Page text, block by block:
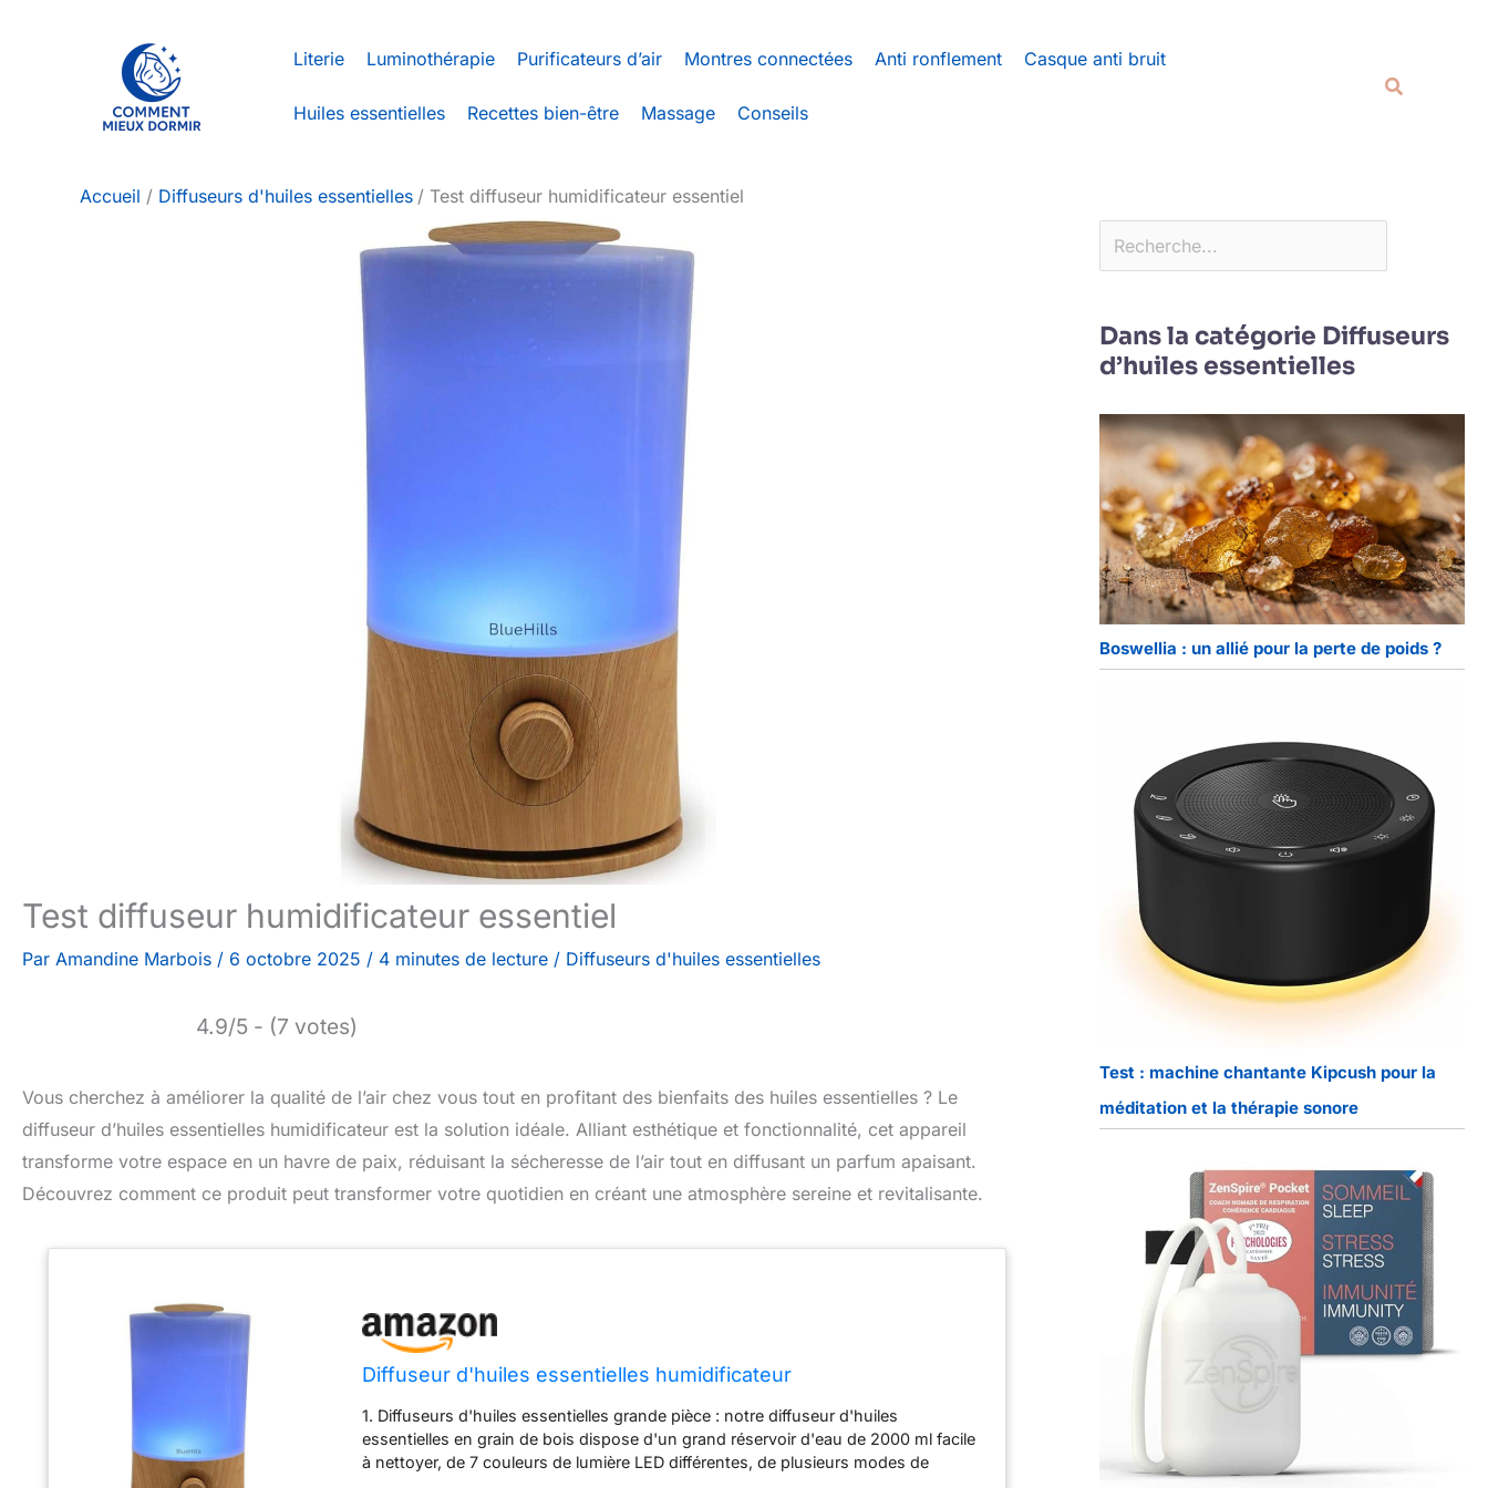
Literie Luminothérapie Purificateurs d’air Montres connectées Anti ronflement Casque anti bruit
Huiles essentielles Recettes bien-être Massage Conseils
Accueil Diffuseurs d'huiles essentielles Test diffuseur humidificateur essentiel
Test diffuseur humidificateur essentiel
Par Amandine Marbois / 6 octobre 2025 / 4 minutes de lecture / Diffuseurs d'huiles essentielles
4.9/5 - (7 votes)
Vous cherchez à améliorer la qualité de l’air chez vous tout en profitant des bienfaits des huiles essentielles ? Le
diffuseur d’huiles essentielles humidificateur est la solution idéale. Alliant esthétique et fonctionnalité, cet appareil
transforme votre espace en un havre de paix, réduisant la sécheresse de l’air tout en diffusant un parfum apaisant.
Découvrez comment ce produit peut transformer votre quotidien en créant une atmosphère sereine et revitalisante.
Diffuseur d'huiles essentielles humidificateur
1. Diffuseurs d'huiles essentielles grande pièce : notre diffuseur d'huiles
essentielles en grain de bois dispose d'un grand réservoir d'eau de 2000 ml facile
à nettoyer, de 7 couleurs de lumière LED différentes, de plusieurs modes de
Dans la catégorie Diffuseurs
d’huiles essentielles
Boswellia : un allié pour la perte de poids ?
Test : machine chantante Kipcush pour la
méditation et la thérapie sonore